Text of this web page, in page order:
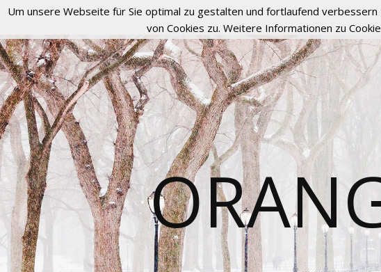
Um unsere Webseite für Sie optimal zu gestalten und fortlaufend
von Cookies zu. Weitere Informationen zu